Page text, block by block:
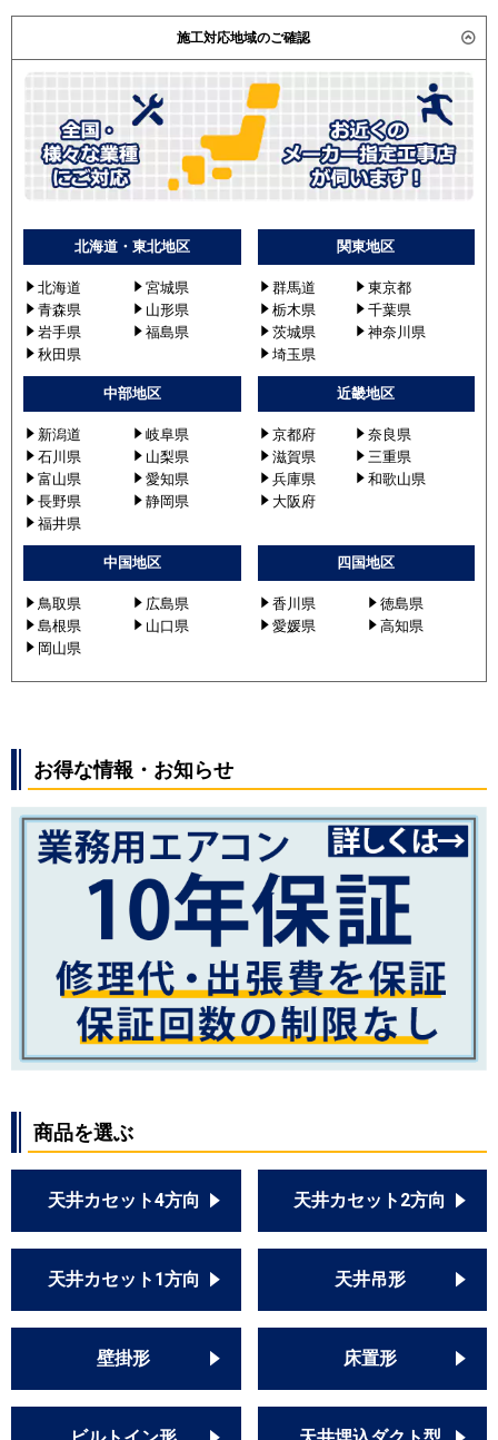
施工対応地域のご確認
北海道・東北地区
北海道
宮城県
青森県
山形県
岩手県
福島県
秋田県
関東地区
群馬道
東京都
栃木県
千葉県
茨城県
神奈川県
埼玉県
中部地区
新潟道
岐阜県
石川県
山梨県
富山県
愛知県
長野県
静岡県
福井県
近畿地区
京都府
奈良県
滋賀県
三重県
兵庫県
和歌山県
大阪府
中国地区
鳥取県
広島県
島根県
山口県
岡山県
四国地区
香川県
徳島県
愛媛県
高知県
お得な情報・お知らせ
商品を選ぶ
天井カセット4方向 天井カセット2方向
天井カセット1方向 天井吊形
壁掛形 床置形